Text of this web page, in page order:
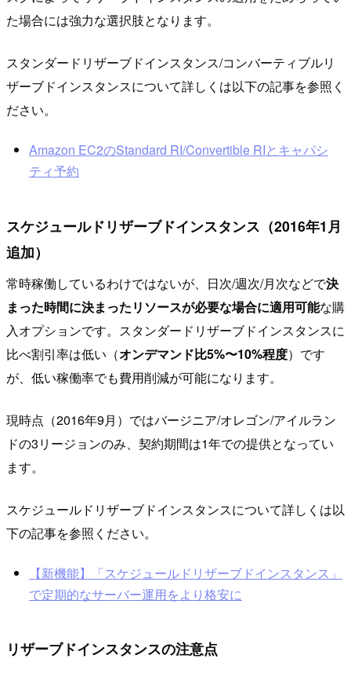
た場合には強力な選択肢となります。
スタンダードリザーブドインスタンス/コンバーティブルリ
ザーブドインスタンスについて詳しくは以下の記事を参照く
ださい。
Amazon EC2のStandard RI/Convertible RIとキャパシ
ティ予約
スケジュールドリザーブドインスタンス（2016年1月
追加）
常時稼働しているわけではないが、日次/週次/月次などで決
まった時間に決まったリソースが必要な場合に適用可能な購
入オプションです。スタンダードリザーブドインスタンスに
比べ割引率は低い（オンデマンド比5%〜10%程度）です
が、低い稼働率でも費用削減が可能になります。
現時点（2016年9月）ではバージニア/オレゴン/アイルラン
ドの3リージョンのみ、契約期間は1年での提供となってい
ます。
スケジュールドリザーブドインスタンスについて詳しくは以
下の記事を参照ください。
【新機能】「スケジュールドリザーブドインスタンス」
で定期的なサーバー運用をより格安に
リザーブドインスタンスの注意点